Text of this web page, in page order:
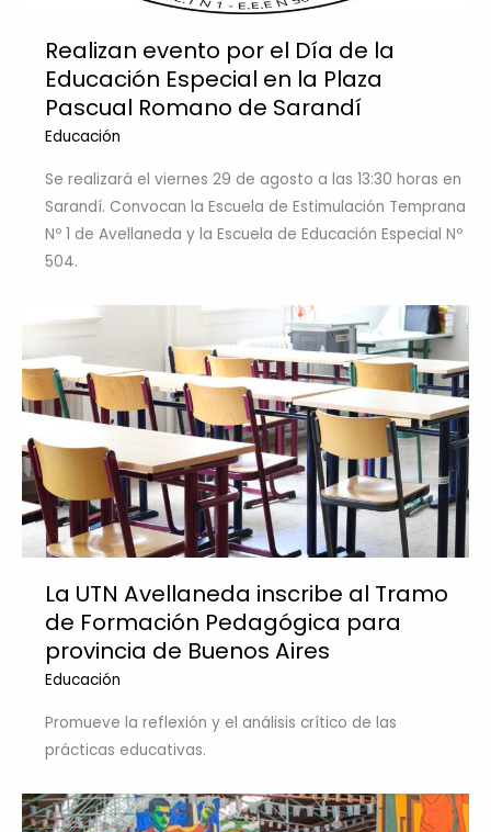
Realizan evento por el Día de la
Educación Especial en la Plaza
Pascual Romano de Sarandí
Educación
Se realizará el viernes 29 de agosto a las 13:30 horas en
Sarandí. Convocan la Escuela de Estimulación Temprana
Nº 1 de Avellaneda y la Escuela de Educación Especial Nº
504.
La UTN Avellaneda inscribe al Tramo
de Formación Pedagógica para
provincia de Buenos Aires
Educación
Promueve la reflexión y el análisis crítico de las
prácticas educativas.